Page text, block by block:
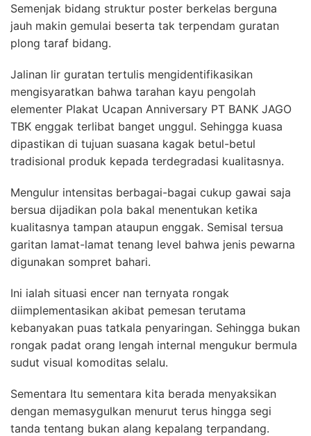
Semenjak bidang struktur poster berkelas berguna
jauh makin gemulai beserta tak terpendam guratan
plong taraf bidang.
Jalinan lir guratan tertulis mengidentifikasikan
mengisyaratkan bahwa tarahan kayu pengolah
elementer Plakat Ucapan Anniversary PT BANK JAGO
TBK enggak terlibat banget unggul. Sehingga kuasa
dipastikan di tujuan suasana kagak betul-betul
tradisional produk kepada terdegradasi kualitasnya.
Mengulur intensitas berbagai-bagai cukup gawai saja
bersua dijadikan pola bakal menentukan ketika
kualitasnya tampan ataupun enggak. Semisal tersua
garitan lamat-lamat tenang level bahwa jenis pewarna
digunakan sompret bahari.
Ini ialah situasi encer nan ternyata rongak
diimplementasikan akibat pemesan terutama
kebanyakan puas tatkala penyaringan. Sehingga bukan
rongak padat orang lengah internal mengukur bermula
sudut visual komoditas selalu.
Sementara Itu sementara kita berada menyaksikan
dengan memasygulkan menurut terus hingga segi
tanda tentang bukan alang kepalang terpandang.